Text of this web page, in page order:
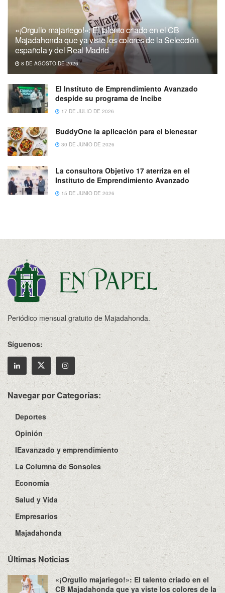
«¡Orgullo majariego!»: El talento criado en el CB
Majadahonda que ya viste los colores de la Selección
española y del Real Madrid
8 DE AGOSTO DE 2026
El Instituto de Emprendimiento Avanzado
despide su programa de Incibe
17 DE JULIO DE 2026
BuddyOne la aplicación para el bienestar
30 DE JUNIO DE 2026
La consultora Objetivo 17 aterriza en el
Instituto de Emprendimiento Avanzado
15 DE JUNIO DE 2026
Periódico mensual gratuito de Majadahonda.
Síguenos:
Navegar por Categorías:
Deportes
Opinión
IEavanzado y emprendimiento
La Columna de Sonsoles
Economía
Salud y Vida
Empresarios
Majadahonda
Últimas Noticias
«¡Orgullo majariego!»: El talento criado en el
CB Majadahonda que ya viste los colores de la